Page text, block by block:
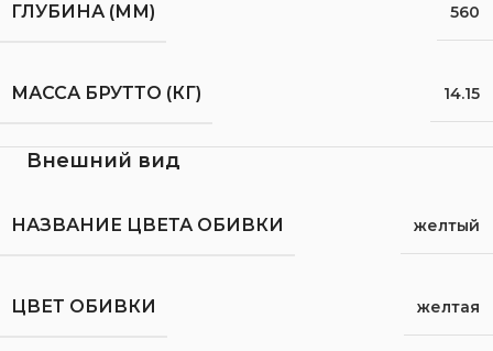
ГЛУБИНА (ММ) 560
МАССА БРУТТО (КГ) 14.15
Внешний вид
НАЗВАНИЕ ЦВЕТА ОБИВКИ желтый
ЦВЕТ ОБИВКИ желтая